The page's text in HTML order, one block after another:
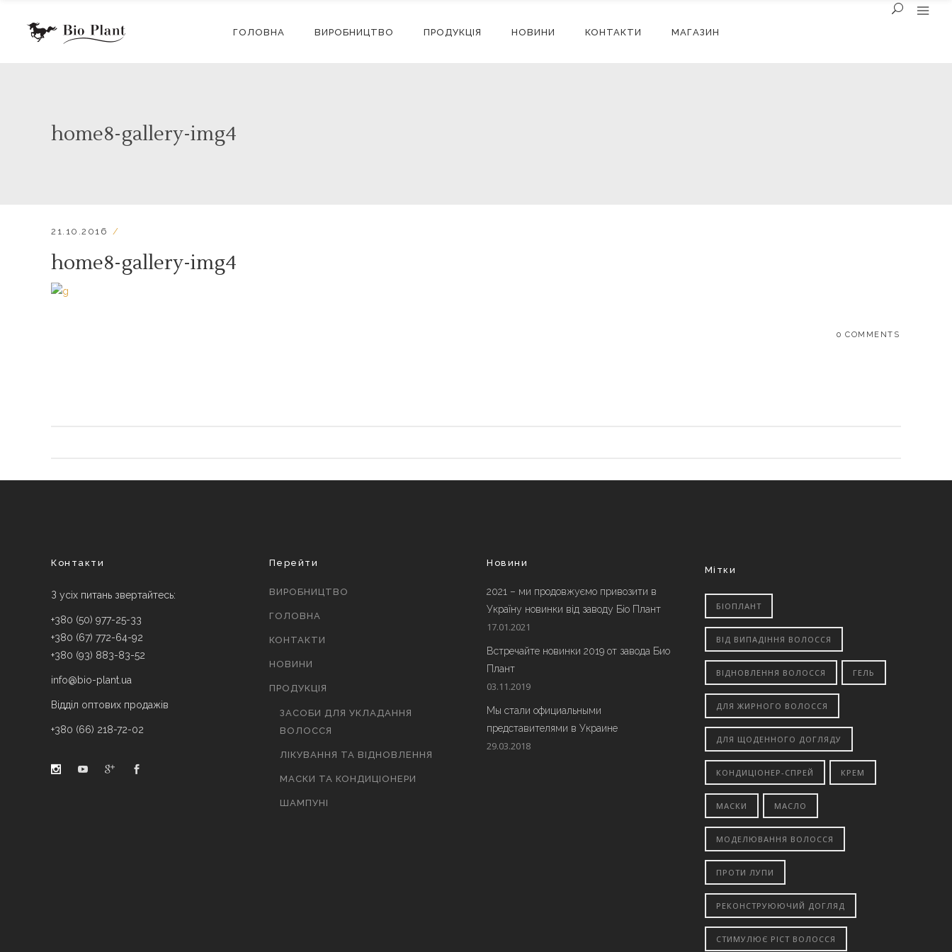
ГОЛОВНА ВИРОБНИЦТВО ПРОДУКЦІЯ НОВИНИ КОНТАКТИ МАГАЗИН
home8-gallery-img4
21.10.2016
home8-gallery-img4
0 COMMENTS
Контакти
З усіх питань звертайтесь:
+380 (50) 977-25-33
+380 (67) 772-64-92
+380 (93) 883-83-52
info@bio-plant.ua
Відділ оптових продажів
+380 (66) 218-72-02
Перейти
ВИРОБНИЦТВО
ГОЛОВНА
КОНТАКТИ
НОВИНИ
ПРОДУКЦІЯ
ЗАСОБИ ДЛЯ УКЛАДАННЯ
ВОЛОССЯ
ЛІКУВАННЯ ТА ВІДНОВЛЕННЯ
МАСКИ ТА КОНДИЦІОНЕРИ
ШАМПУНІ
Новини
2021 – ми продовжуємо привозити в
Україну новинки від заводу Біо Плант
17.01.2021
Встречайте новинки 2019 от завода Био
Плант
03.11.2019
Мы стали официальными
представителями в Украине
29.03.2018
Мітки
БІОПЛАНТ
ВІД ВИПАДІННЯ ВОЛОССЯ
ВІДНОВЛЕННЯ ВОЛОССЯ ГЕЛЬ
ДЛЯ ЖИРНОГО ВОЛОССЯ
ДЛЯ ЩОДЕННОГО ДОГЛЯДУ
КОНДИЦІОНЕР-СПРЕЙ КРЕМ
МАСКИ МАСЛО
МОДЕЛЮВАННЯ ВОЛОССЯ
ПРОТИ ЛУПИ
РЕКОНСТРУЮЮЧИЙ ДОГЛЯД
СТИМУЛЮЄ РІСТ ВОЛОССЯ